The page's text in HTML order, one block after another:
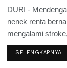
DURI -
nenek renta
mengalami
SELENGKAPNYA